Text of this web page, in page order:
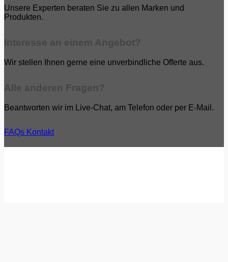
Unsere Experten beraten Sie zu allen Marken und
Produkten.
Interesse an einem Angebot?
Wir stellen Ihnen gerne eine unverbindliche Offerte aus.
Alle anderen Fragen?
Beantworten wir im Live-Chat, am Telefon oder per E-Mail.
FAQs Kontakt